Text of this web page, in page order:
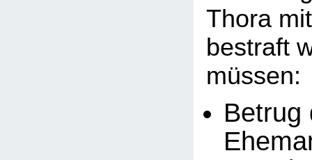
Thora
bestraft
müssen:
Betrug